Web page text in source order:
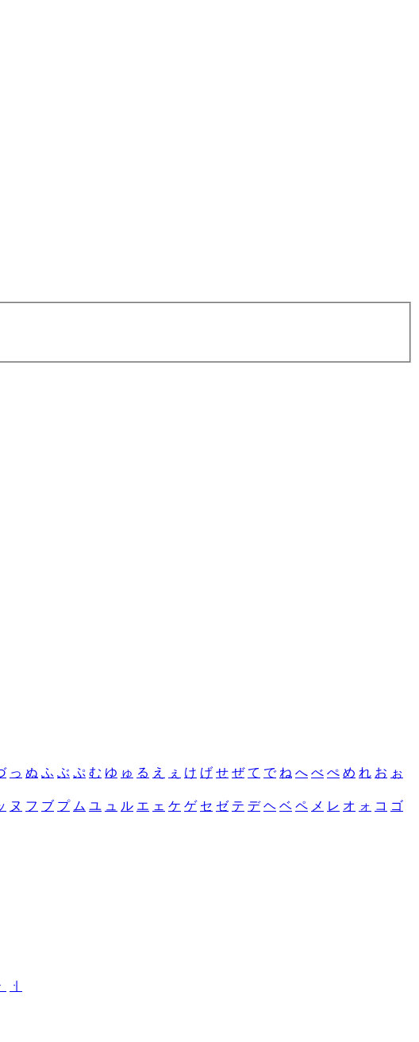
っ ぬ ふ ぶ ぷ む ゆ ゅ る え ぇ け げ せ ぜ て で ね へ べ ぺ め れ お ぉ
ヌ フ ブ プ ム ユ ュ ル エ ェ ケ ゲ セ ゼ テ デ ヘ ベ ペ メ レ オ ォ コ ゴ
ㆍ
ㆎ